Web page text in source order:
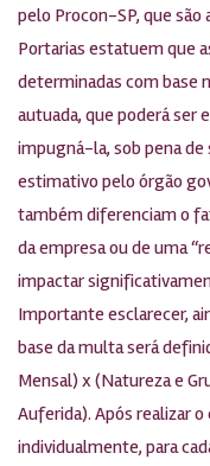
pelo Procon-SP, que são
Portarias estatuem que
determinadas com base
autuada, que poderá ser
impugná-la, sob pena
estimativo pelo órgão
também diferenciam o
da empresa ou de uma
impactar
Importante esclarecer,
base da multa será
Mensal) x (Natureza e
Auferida). Após realizar
individualmente, para